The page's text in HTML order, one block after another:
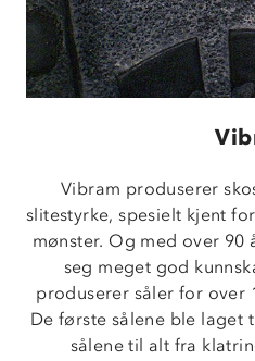
Vibram produserer
slitestyrke, spesielt kjent
mønster. Og med over
seg meget god
produserer såler for over
De første sålene ble laget
sålene til alt fra